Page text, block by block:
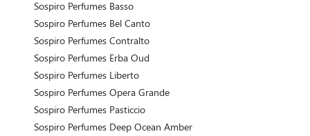
Sospiro Perfumes Basso
Sospiro Perfumes Bel Canto
Sospiro Perfumes Contralto
Sospiro Perfumes Erba Oud
Sospiro Perfumes Liberto
Sospiro Perfumes Opera Grande
Sospiro Perfumes Pasticcio
Sospiro Perfumes Deep Ocean Amber